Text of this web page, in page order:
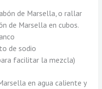
de Marsella, o rallar
de Marsella en cubos.
de sodio
facilitar la mezcla)
en agua caliente y